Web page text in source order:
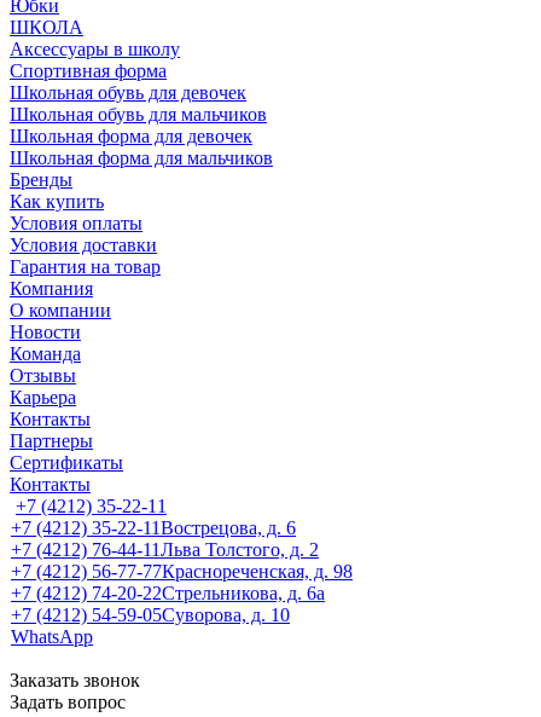
Юбки
ШКОЛА
Аксессуары в школу
Спортивная форма
Школьная обувь для девочек
Школьная обувь для мальчиков
Школьная форма для девочек
Школьная форма для мальчиков
Бренды
Как купить
Условия оплаты
Условия доставки
Гарантия на товар
Компания
О компании
Новости
Команда
Отзывы
Карьера
Контакты
Партнеры
Сертификаты
Контакты
+7 (4212) 35-22-11
+7 (4212) 35-22-11Вострецова, д. 6
+7 (4212) 76-44-11Льва Толстого, д. 2
+7 (4212) 56-77-77Краснореченская, д. 98
+7 (4212) 74-20-22Стрельникова, д. 6а
+7 (4212) 54-59-05Суворова, д. 10
WhatsApp
Заказать звонок
Задать вопрос